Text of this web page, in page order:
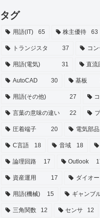
タグ
用語(IT) 65 株主優待 63
トランジスタ 37 コ
用語(電気) 31 直流
AutoCAD 30 基板
用語(その他) 27
言葉の意味の違い 22
圧着端子 20 電気部
C言語 18 音域 18
論理回路 17 Outlook
資産運用 17 ダイオ
用語(機械) 15 ギャンブ
三角関数 12 センサ 12